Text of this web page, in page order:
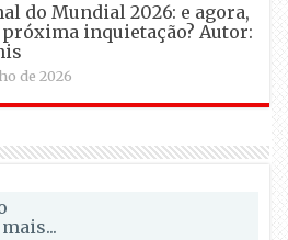
do Mundial 2026: e agora,
próxima inquietação? Autor:
de 2026